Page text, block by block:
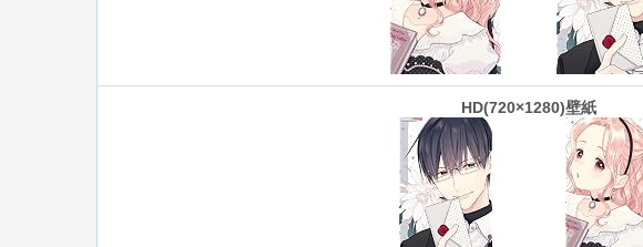
HD(720×1280)壁紙